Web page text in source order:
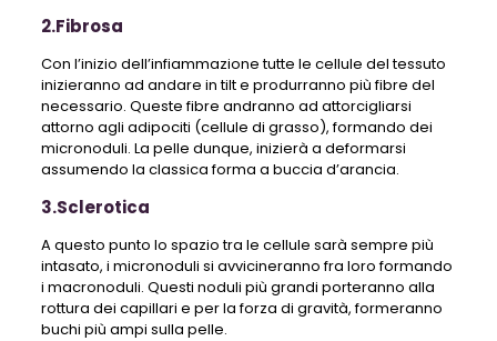
2.Fibrosa
Con l’inizio dell’infiammazione tutte le cellule del tessuto
inizieranno ad andare in tilt e produrranno più fibre del
necessario. Queste fibre andranno ad attorcigliarsi
attorno agli adipociti (cellule di grasso), formando dei
micronoduli. La pelle dunque, inizierà a deformarsi
assumendo la classica forma a buccia d’arancia.
3.Sclerotica
A questo punto lo spazio tra le cellule sarà sempre più
intasato, i micronoduli si avvicineranno fra loro formando
i macronoduli. Questi noduli più grandi porteranno alla
rottura dei capillari e per la forza di gravità, formeranno
buchi più ampi sulla pelle.